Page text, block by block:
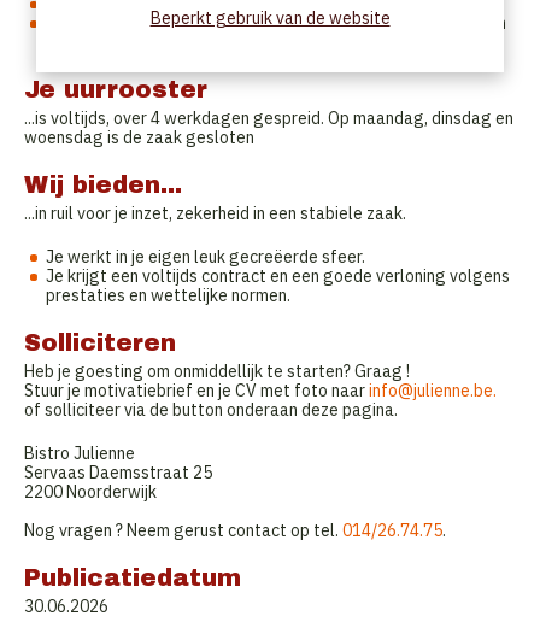
Je werkt gestructureerd en netheid in de keuken,frigo…is een
Je uurrooster
...is voltijds, over 4 werkdagen gespreid. Op maandag, dinsdag en
woensdag is de zaak gesloten
Wij bieden...
...in ruil voor je inzet, zekerheid in een stabiele zaak.
Je werkt in je eigen leuk gecreëerde sfeer.
Je krijgt een voltijds contract en een goede verloning volgens
prestaties en wettelijke normen.
Solliciteren
Heb je goesting om onmiddellijk te starten? Graag !
Stuur je motivatiebrief en je CV met foto naarinfo@julienne.be.
of solliciteer via de button onderaan deze pagina.
Bistro Julienne
Servaas Daemsstraat 25
2200 Noorderwijk
Nog vragen ? Neem gerust contact op tel. 014/26.74.75.
Publicatiedatum
30.06.2026
Beperkt gebruik van de website